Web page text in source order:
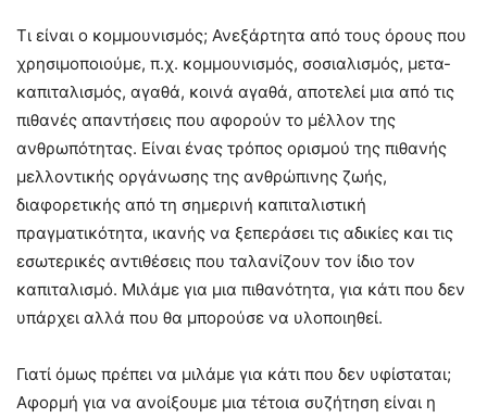
Τι είναι ο κομμουνισμός; Ανεξάρτητα από τους όρους που
χρησιμοποιούμε, π.χ. κομμουνισμός, σοσιαλισμός, μετα-
καπιταλισμός, αγαθά, κοινά αγαθά, αποτελεί μια από τις
πιθανές απαντήσεις που αφορούν το μέλλον της
ανθρωπότητας. Είναι ένας τρόπος ορισμού της πιθανής
μελλοντικής οργάνωσης της ανθρώπινης ζωής,
διαφορετικής από τη σημερινή καπιταλιστική
πραγματικότητα, ικανής να ξεπεράσει τις αδικίες και τις
εσωτερικές αντιθέσεις που ταλανίζουν τον ίδιο τον
καπιταλισμό. Μιλάμε για μια πιθανότητα, για κάτι που δεν
υπάρχει αλλά που θα μπορούσε να υλοποιηθεί.
Γιατί όμως πρέπει να μιλάμε για κάτι που δεν υφίσταται;
Αφορμή για να ανοίξουμε μια τέτοια συζήτηση είναι η